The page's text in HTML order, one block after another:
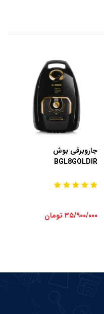
جاروبرقی بوش
BGL8GOLDIR
۳۵/۹۰۰/۰۰۰ تومان